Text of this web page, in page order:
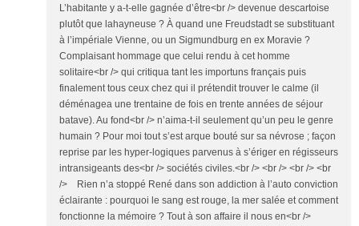
L’habitante y a-t-elle gagnée d’être<br /> devenue descartoise
plutôt que lahayneuse ? À quand une Freudstadt se substituant
à l’impériale Vienne, ou un Sigmundburg en ex Moravie ?
Complaisant hommage que celui rendu à cet homme
solitaire<br /> qui critiqua tant les importuns français puis
finalement tous ceux chez qui il prétendit trouver le calme (il
déménagea une trentaine de fois en trente années de séjour
batave). Au fond<br /> n’aima-t-il seulement qu’un peu le genre
humain ? Pour moi tout s’est arque bouté sur sa névrose ; façon
reprise par les hyper-logiques parvenus à s’ériger en régisseurs
intransigeants des<br /> sociétés civiles.<br /> <br /> <br /> <br
/> Rien n’a stoppé René dans son addiction à l’auto conviction
éclairante : pourquoi le sang est rouge, la mer salée et comment
fonctionne la mémoire ? Tout à son affaire il nous en<br />